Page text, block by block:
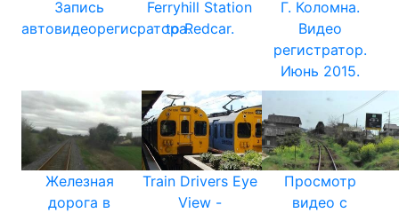
Запись
автовидеорегисратора.
Ferryhill Station
to Redcar.
Г. Коломна.
Видео
регистратор.
Июнь 2015.
Железная
дорога в
Train Drivers Eye
View -
Просмотр
видео с